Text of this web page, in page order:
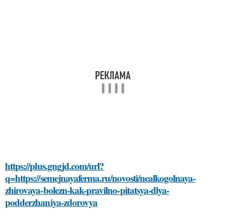
https://plus.gngjd.com/url?
q=https://semejnayaferma.ru/novosti/nealkogolnaya-
zhirovaya-bolezn-kak-pravilno-pitatsya-dlya-
podderzhaniya-zdorovya